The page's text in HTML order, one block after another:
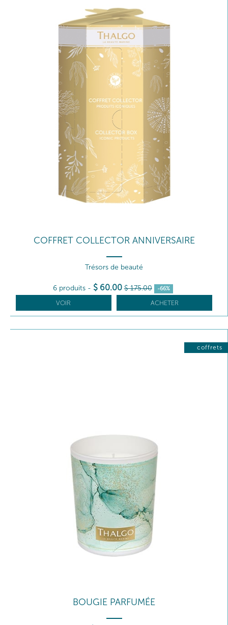
COFFRET COLLECTOR ANNIVERSAIRE
Trésors de beauté
6 produits - $ 60.00 $ 175.00 -66%
VOIR ACHETER
coffrets
BOUGIE PARFUMÉE